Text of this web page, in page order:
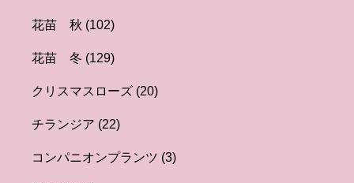
花苗 秋 (102)
花苗 冬 (129)
クリスマスローズ (20)
チランジア (22)
コンパニオンプランツ (3)